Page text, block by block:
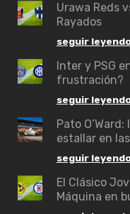
Urawa Reds
Rayados
seguir
Inter y PSG
frustración?
seguir
Pato
estallar en
seguir
El Clásico
Máquina en